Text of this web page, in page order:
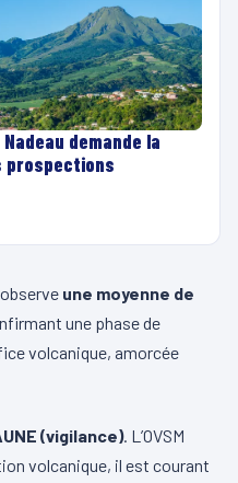
demande la
prospections
une moyenne de
une phase de
volcanique, amorcée
(vigilance). L’OVSM
volcanique, il est courant